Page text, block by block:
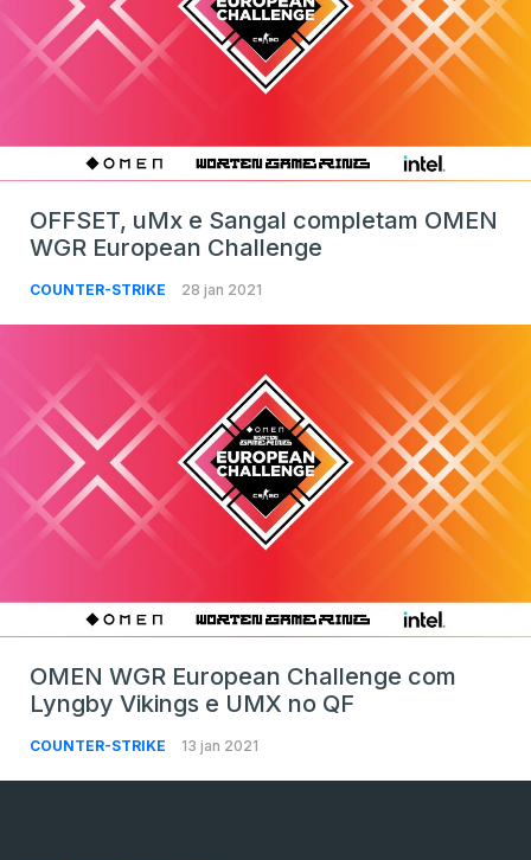
OFFSET, uMx e Sangal completam OMEN
WGR European Challenge
COUNTER-STRIKE 28 jan 2021
OMEN WGR European Challenge com
Lyngby Vikings e UMX no QF
COUNTER-STRIKE 13 jan 2021